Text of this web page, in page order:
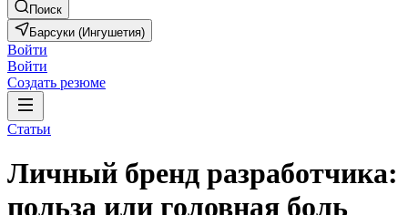
Поиск
Барсуки (Ингушетия)
Войти
Войти
Создать резюме
Статьи
Личный бренд разработчика:
польза или головная боль